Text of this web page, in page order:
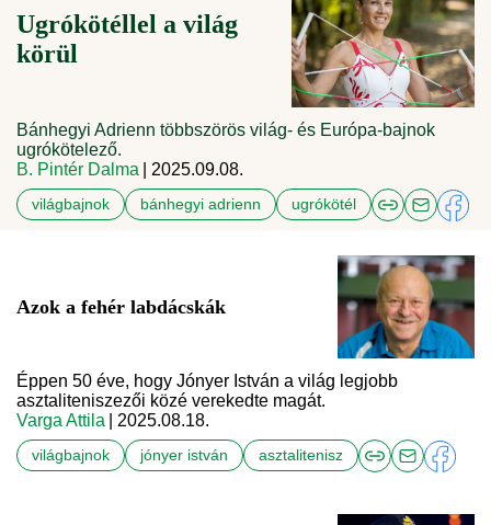
Ugrókötéllel a világ
körül
Bánhegyi Adrienn többszörös világ- és Európa-bajnok
ugrókötelező.
B. Pintér Dalma
| 2025.09.08.
világbajnok bánhegyi adrienn ugrókötél
Azok a fehér labdácskák
Éppen 50 éve, hogy Jónyer István a világ legjobb
asztaliteniszezői közé verekedte magát.
Varga Attila
| 2025.08.18.
világbajnok jónyer istván asztalitenisz